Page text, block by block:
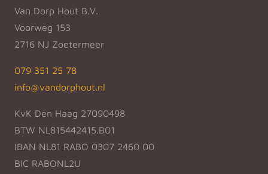
Van Dorp Hout B.V.
Voorweg 153
2716 NJ Zoetermeer
079 351 25 78
info@vandorphout.nl
KvK Den Haag 27090498
BTW NL815442415.B01
IBAN NL81 RABO 0307 2460 00
BIC RABONL2U